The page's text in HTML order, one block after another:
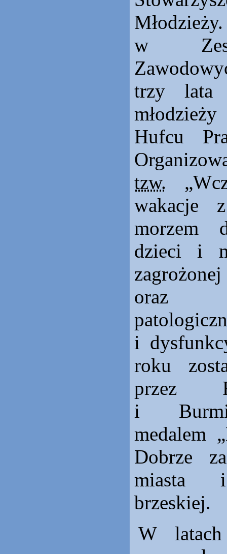
w
trzy lata
Hufcu
tzw.
wakacje
morzem
dzieci i
oraz
i
roku
przez
i
medalem
Dobrze
miasta i
brzeskiej.
W